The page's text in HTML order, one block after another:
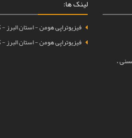
،
لینک ها:
فیزیوتراپی هومن - استان البرز
فیزیوتراپی هومن - استان البرز